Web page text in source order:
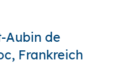
Aubin de
Frankreich